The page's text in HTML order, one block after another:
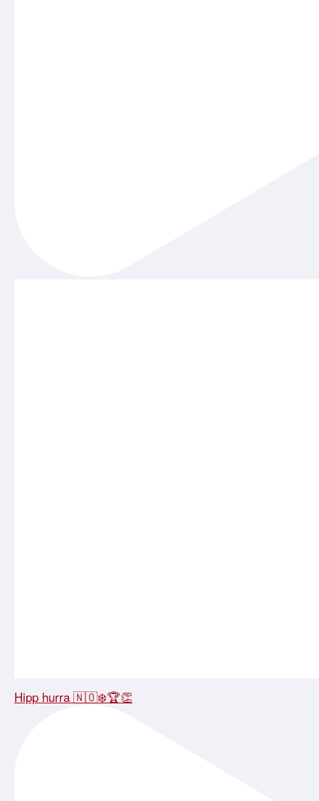
Hipp hurra 🇳🇴❄️🏆👏